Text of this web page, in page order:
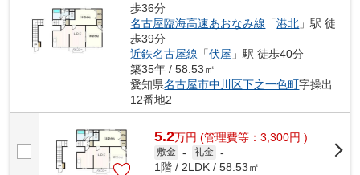
歩36分
名古屋臨海高速あおなみ線 「港北 」駅 徒
歩39分
近鉄名古屋線 「伏屋 」駅 徒歩40分
築35年 / 58.53㎡
愛知県名古屋市中川区下之一色町字操出
12番地2
5.2万円 (管理費等：3,300円 )
敷金 - 礼金 -
1階 / 2LDK / 58.53㎡